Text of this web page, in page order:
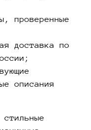
проверенные
доставка по
описания